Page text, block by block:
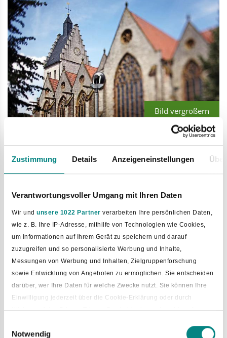
Zustimmung Details Anzeigeneinstellungen
Verantwortungsvoller Umgang mit Ihren Daten
Wir und unsere 1022 Partner verarbeiten Ihre persönlichen Daten,
wie z. B. Ihre IP-Adresse, mithilfe von Technologien wie Cookies,
um Informationen auf Ihrem Gerät zu speichern und darauf
zuzugreifen und so personalisierte Werbung und Inhalte,
Messungen von Werbung und Inhalten, Zielgruppenforschung
sowie Entwicklung von Angeboten zu ermöglichen. Sie entscheiden
darüber, wer Ihre Daten für welche Zwecke nutzt. Sie können Ihre
Einwilligung jederzeit über die Cookie-Erklärung oder durch
Klicken auf das Privacy Trigger Symbol ändern oder widerrufen
Wenn Sie es erlauben, würden wir auch gerne:
Notwendig
Bild vergrößern
Die nächsten Ortsführungen
oder Wanderungen Komm mit
auf einen Spazier-Gang. Oder
mach eine Stadt-Tour mit.
Sie möchten unseren Ort lieber
in Gesellschaft von Experten
erkunden? Kommen Sie mit uns.
Wir zeigen Ihnen den Ort.
Fachleute sind dabei.